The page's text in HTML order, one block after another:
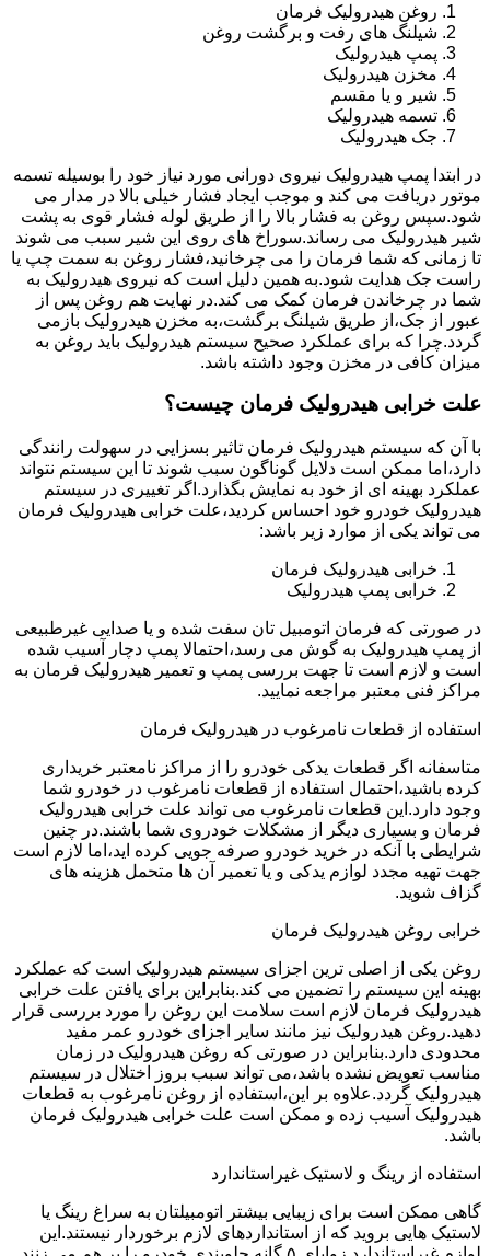
روغن هیدرولیک فرمان
شیلنگ های رفت و برگشت روغن
پمپ هیدرولیک
مخزن هیدرولیک
شیر و یا مقسم
تسمه هیدرولیک
جک هیدرولیک
در ابتدا پمپ هیدرولیک نیروی دورانی مورد نیاز خود را بوسیله تسمه
موتور دریافت می کند و موجب ایجاد فشار خیلی بالا در مدار می
شود.سپس روغن به فشار بالا را از طریق لوله فشار قوی به پشت
شیر هیدرولیک می رساند.سوراخ های روی این شیر سبب می شوند
تا زمانی که شما فرمان را می چرخانید،فشار روغن به سمت چپ یا
راست جک هدایت شود.به همین دلیل است که نیروی هیدرولیک به
شما در چرخاندن فرمان کمک می کند.در نهایت هم روغن پس از
عبور از جک،از طریق شیلنگ برگشت،به مخزن هیدرولیک بازمی
گردد.چرا که برای عملکرد صحیح سیستم هیدرولیک باید روغن به
میزان کافی در مخزن وجود داشته باشد.
علت خرابی هیدرولیک فرمان چیست؟
با آن که سیستم هیدرولیک فرمان تاثیر بسزایی در سهولت رانندگی
دارد،اما ممکن است دلایل گوناگون سبب شوند تا این سیستم نتواند
عملکرد بهینه ای از خود به نمایش بگذارد.اگر تغییری در سیستم
هیدرولیک خودرو خود احساس کردید،علت خرابی هیدرولیک فرمان
می تواند یکی از موارد زیر باشد:
خرابی هیدرولیک فرمان
خرابی پمپ هیدرولیک
در صورتی که فرمان اتومبیل تان سفت شده و یا صدایی غیرطبیعی
از پمپ هیدرولیک به گوش می رسد،احتمالا پمپ دچار آسیب شده
است و لازم است تا جهت بررسی پمپ و تعمیر هیدرولیک فرمان به
مراکز فنی معتبر مراجعه نمایید.
استفاده از قطعات نامرغوب در هیدرولیک فرمان
متاسفانه اگر قطعات یدکی خودرو را از مراکز نامعتبر خریداری
کرده باشید،احتمال استفاده از قطعات نامرغوب در خودرو شما
وجود دارد.این قطعات نامرغوب می تواند علت خرابی هیدرولیک
فرمان و بسیاری دیگر از مشکلات خودروی شما باشند.در چنین
شرایطی با آنکه در خرید خودرو صرفه جویی کرده اید،اما لازم است
جهت تهیه مجدد لوازم یدکی و یا تعمیر آن ها متحمل هزینه های
گزاف شوید.
خرابی روغن هیدرولیک فرمان
روغن یکی از اصلی ترین اجزای سیستم هیدرولیک است که عملکرد
بهینه این سیستم را تضمین می کند.بنابراین برای یافتن علت خرابی
هیدرولیک فرمان لازم است سلامت این روغن را مورد بررسی قرار
دهید.روغن هیدرولیک نیز مانند سایر اجزای خودرو عمر مفید
محدودی دارد.بنابراین در صورتی که روغن هیدرولیک در زمان
مناسب تعویض نشده باشد،می تواند سبب بروز اختلال در سیستم
هیدرولیک گردد.علاوه بر این،استفاده از روغن نامرغوب به قطعات
هیدرولیک آسیب زده و ممکن است علت خرابی هیدرولیک فرمان
باشد.
استفاده از رینگ و لاستیک غیراستاندارد
گاهی ممکن است برای زیبایی بیشتر اتومبیلتان به سراغ رینگ یا
لاستیک هایی بروید که از استانداردهای لازم برخوردار نیستند.این